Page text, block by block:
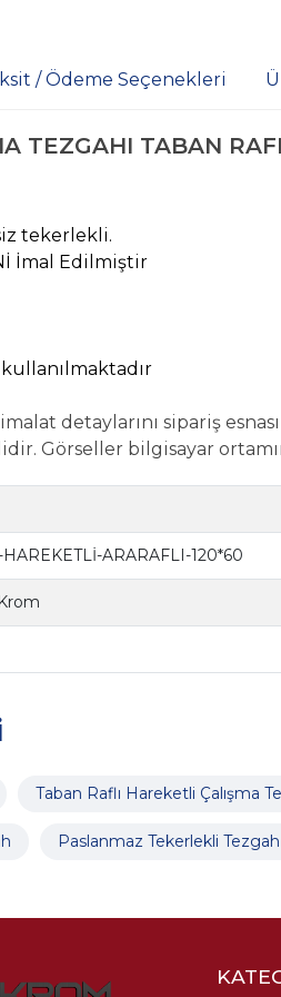
/ Ödeme Seçenekleri
TEZGAHI TABAN
tekerlekli.
İmal Edilmiştir
detaylarını sipariş
Görseller bilgisayar
HAREKETLİ-ARARAFLI-120*60
Taban Raflı Hareketli Çalışma
Paslanmaz Tekerlekli Tezgah